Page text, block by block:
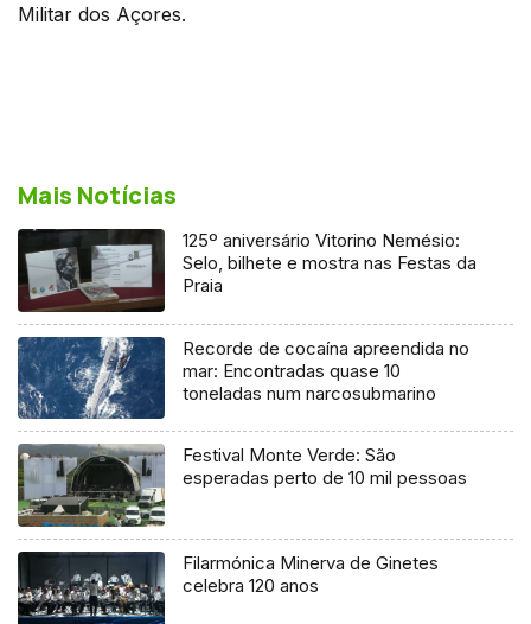
Militar dos Açores.
Mais Notícias
125º aniversário Vitorino Nemésio:
Selo, bilhete e mostra nas Festas da
Praia
Recorde de cocaína apreendida no
mar: Encontradas quase 10
toneladas num narcosubmarino
Festival Monte Verde: São
esperadas perto de 10 mil pessoas
Filarmónica Minerva de Ginetes
celebra 120 anos